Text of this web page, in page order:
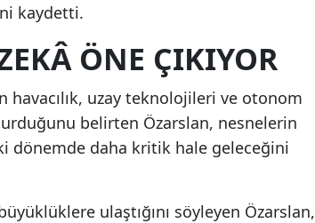
kaydetti.
ÖNE ÇIKIYOR
havacılık, uzay teknolojileri ve otonom
belirten Özarslan, nesnelerin
dönemde daha kritik hale geleceğini
ulaştığını söyleyen Özarslan,